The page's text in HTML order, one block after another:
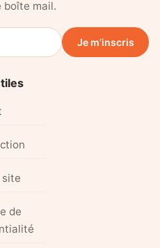
boîte mail.
Je m’inscris
site
de